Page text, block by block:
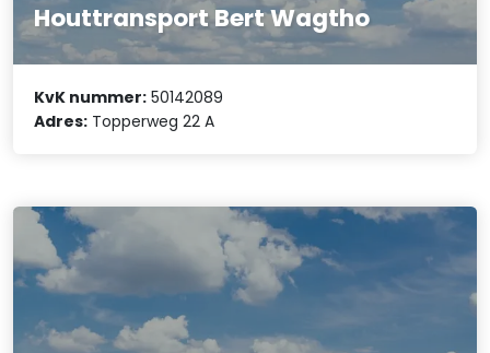
Houttransport Bert Wagtho
KvK nummer: 50142089
Adres: Topperweg 22 A